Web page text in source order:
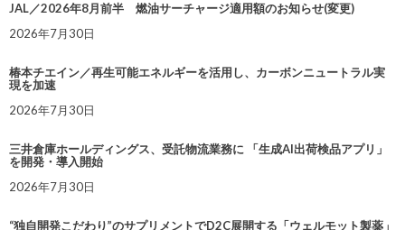
JAL／2026年8月前半 燃油サーチャージ適用額のお知らせ(変更)
2026年7月30日
椿本チエイン／再生可能エネルギーを活用し、カーボンニュートラル実
現を加速
2026年7月30日
三井倉庫ホールディングス、受託物流業務に 「生成AI出荷検品アプリ」
を開発・導入開始
2026年7月30日
“独自開発こだわり”のサプリメントでD2C展開する「ウェルモット製薬」